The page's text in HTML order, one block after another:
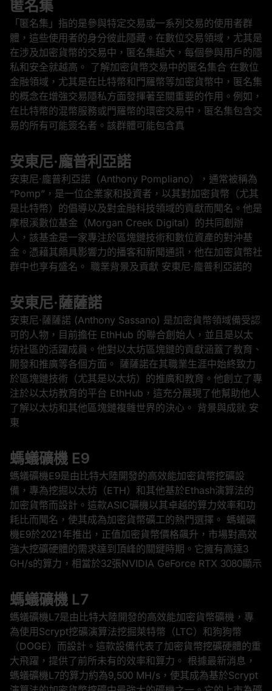
匿名集
「匿名集」指的是參與特定交易或一系列交易的使用者群
體，這些使用者的身分彼此隱藏。在數位交易領域，尤其是
在涉及加密貨幣的交易中，匿名集越大，每個參與用戶的隱
私和安全就越高。 了解加密貨幣交易中的匿名集合 在數位
金融領域，尤其是在比特幣和門羅幣等加密貨幣中，匿名集
的概念在增強交易隱私方面發揮著至關重要的作用。例如，
在比特幣的混幣服務或門羅幣的環密交易中，匿名集包含交
易的所有可能簽名者。該群體可能包含真
安東尼·龐普利亞諾
安東尼·龐普利亞諾（Anthony Pompliano），通常被稱為
“Pomp”，是一位企業家和投資者，以其對加密貨幣（尤其
是比特幣）的倡導以及對金融科技領域的貢獻而聞名。他是
摩根溪數位基金（Morgan Creek Digital）的共同創辦
人，該基金是一家專注於區塊鏈技術和數位資產的對沖基
金。憑藉其頗具影響力的播客和新聞通訊，他在加密貨幣社
群中也享有盛名。 職業背景及貢獻 安東尼·龐普利亞諾的
安東尼·薩薩諾
安東尼·薩薩諾 (Anthony Sassano) 是加密貨幣領域備受認
可的人物，目前擔任 EthHub 的聯合創始人，並且是以太
坊社區的活躍成員。他對以太坊區塊鏈的貢獻涵蓋了教育、
開發和推廣等各個方面。 薩薩諾在其職業生涯中始終致力
於區塊鏈技術（尤其是以太坊）的推廣和教育。他創立了專
注於以太坊教育的平台 EthHub，這充分展現了他幫助他人
了解以太坊和其他區塊鏈複雜世界的決心。 背景與成就 安
東
螞蟻礦機 E9
螞蟻礦機E9是由比特大陸開發的高效能加密貨幣挖礦設
備，專為挖掘以太坊（ETH）和其他基於Ethash演算法的
加密貨幣而設計。這款ASIC礦機以其卓越的算力效率和功
耗比而聞名，使其成為加密貨幣礦工的熱門選擇。 螞蟻礦
機E9於2021年推出，正值加密貨幣價格飆升，市場對高效
強大挖礦硬體的需求達到頂峰的關鍵時期。它擁有高達3
GH/s的算力，相當於32張NVIDIA GeForce RTX 3080顯示
螞蟻礦機 L7
螞蟻礦機L7是由比特大陸開發的高效能加密貨幣礦機，專
為使用Scrypt挖礦演算法挖掘萊特幣（LTC）和狗狗幣
（DOGE）而設計。這款設備代表了加密貨幣挖礦硬體的重
大飛躍，提供了前所未有的效率和算力。 根據最新消息，
螞蟻礦機L7的算力約為9,500 MH/s，使其成為基於Scrypt